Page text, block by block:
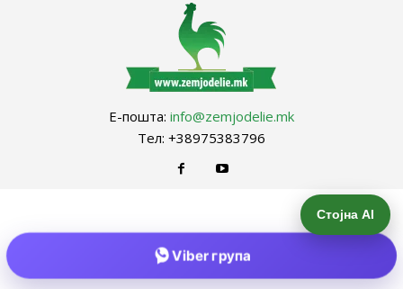
Е-пошта: info@zemjodelie.mk
Тел: +38975383796
Стојна AI
Viber група